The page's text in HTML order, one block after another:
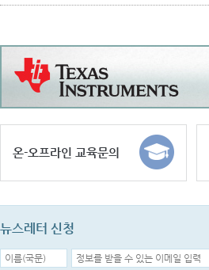
온-오프라인 교육문의
뉴스레터 신청